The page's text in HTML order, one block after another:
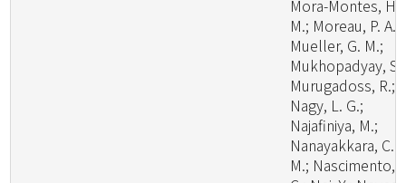
Mora-Montes, H.
M.; Moreau, P. A.;
Mueller, G. M.;
Mukhopadyay, S.;
Murugadoss, R.;
Nagy, L. G.;
Najafiniya, M.;
Nanayakkara, C.
M.; Nascimento,